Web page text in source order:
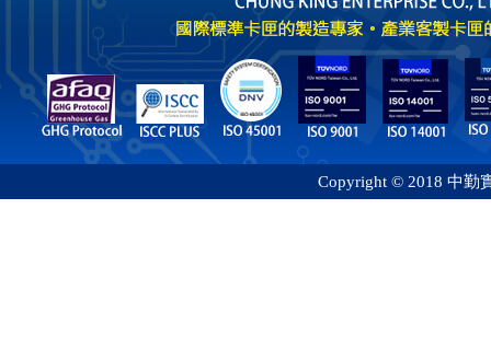
Copyright © 2018 中勤